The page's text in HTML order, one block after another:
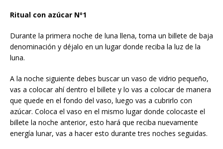
Ritual con azúcar Nº1
Durante la primera noche de luna llena, toma un billete de baja
denominación y déjalo en un lugar donde reciba la luz de la
luna.
A la noche siguiente debes buscar un vaso de vidrio pequeño,
vas a colocar ahí dentro el billete y lo vas a colocar de manera
que quede en el fondo del vaso, luego vas a cubrirlo con
azúcar. Coloca el vaso en el mismo lugar donde colocaste el
billete la noche anterior, esto hará que reciba nuevamente
energía lunar, vas a hacer esto durante tres noches seguidas.